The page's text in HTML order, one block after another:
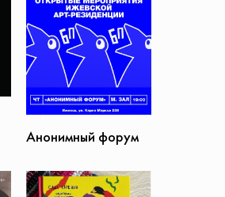
Анонимный форум